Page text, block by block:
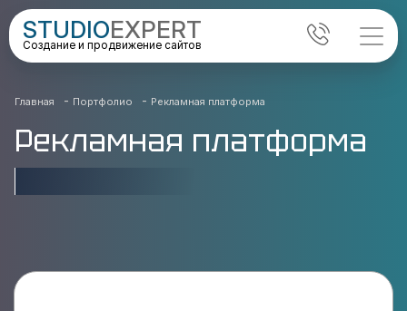
STUDIOEXPERT
Создание и продвижение сайтов
Главная - Портфолио - Рекламная платформа
Рекламная платформа